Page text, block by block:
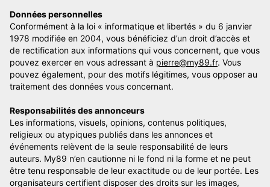
Données personnelles
Conformément à la loi « informatique et libertés » du 6 janvier
1978 modifiée en 2004, vous bénéficiez d’un droit d’accès et
de rectification aux informations qui vous concernent, que vous
pouvez exercer en vous adressant à pierre@my89.fr. Vous
pouvez également, pour des motifs légitimes, vous opposer au
traitement des données vous concernant.
Responsabilités des annonceurs
Les informations, visuels, opinions, contenus politiques,
religieux ou atypiques publiés dans les annonces et
événements relèvent de la seule responsabilité de leurs
auteurs. My89 n’en cautionne ni le fond ni la forme et ne peut
être tenu responsable de leur exactitude ou de leur portée. Les
organisateurs certifient disposer des droits sur les images,